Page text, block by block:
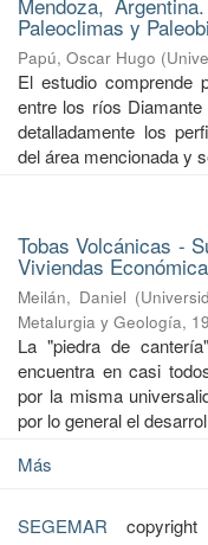
Paleoclimas y
Papú, Oscar Hugo (
El estudio comprende
entre los ríos
detalladamente los
del área mencionada y
Tobas Volcánicas -
Viviendas
Meilán, Daniel (
Metalurgia y Geología,
La "piedra de
encuentra en casi
por la misma
por lo general el
Más
SEGEMAR